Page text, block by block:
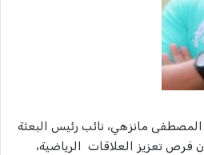
المصطفى مانزهي، نائب رئيس البعثة
فرص تعزيز العلاقات الرياضية،